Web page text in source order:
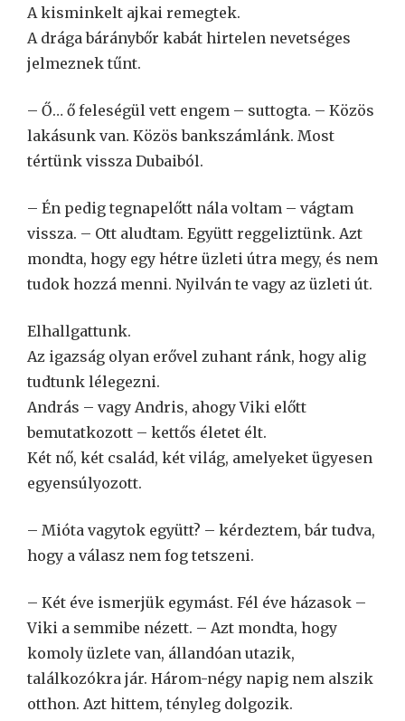
A kisminkelt ajkai remegtek.
A drága báránybőr kabát hirtelen nevetséges
jelmeznek tűnt.
– Ő… ő feleségül vett engem – suttogta. – Közös
lakásunk van. Közös bankszámlánk. Most
tértünk vissza Dubaiból.
– Én pedig tegnapelőtt nála voltam – vágtam
vissza. – Ott aludtam. Együtt reggeliztünk. Azt
mondta, hogy egy hétre üzleti útra megy, és nem
tudok hozzá menni. Nyilván te vagy az üzleti út.
Elhallgattunk.
Az igazság olyan erővel zuhant ránk, hogy alig
tudtunk lélegezni.
András – vagy Andris, ahogy Viki előtt
bemutatkozott – kettős életet élt.
Két nő, két család, két világ, amelyeket ügyesen
egyensúlyozott.
– Mióta vagytok együtt? – kérdeztem, bár tudva,
hogy a válasz nem fog tetszeni.
– Két éve ismerjük egymást. Fél éve házasok –
Viki a semmibe nézett. – Azt mondta, hogy
komoly üzlete van, állandóan utazik,
találkozókra jár. Három-négy napig nem alszik
otthon. Azt hittem, tényleg dolgozik.